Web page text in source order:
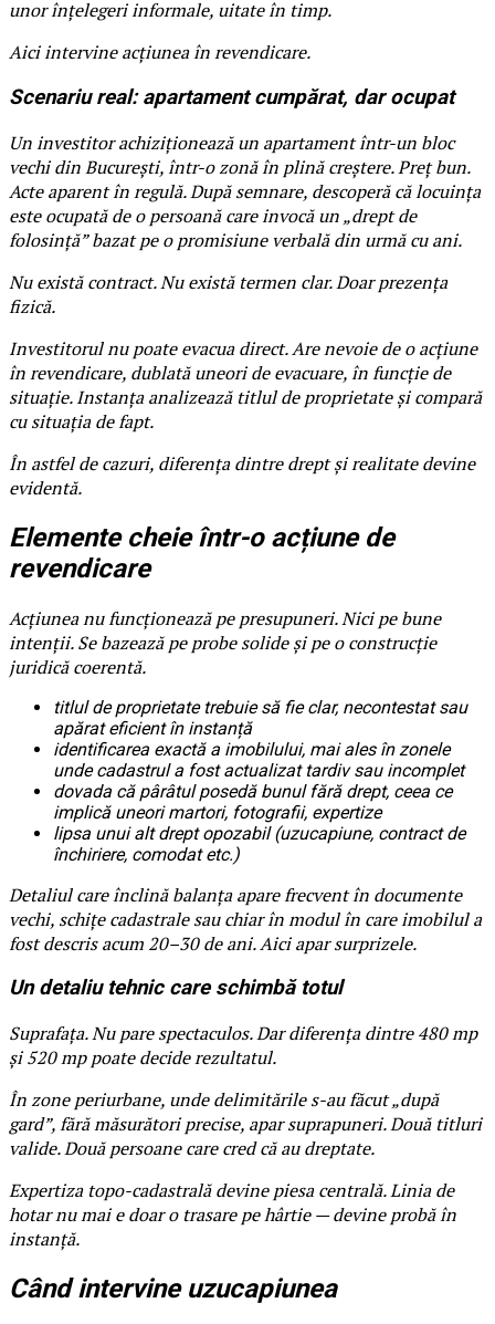
unor înțelegeri informale, uitate în timp.
Aici intervine acțiunea în revendicare.
Scenariu real: apartament cumpărat, dar ocupat
Un investitor achiziționează un apartament într-un bloc
vechi din București, într-o zonă în plină creștere. Preț bun.
Acte aparent în regulă. După semnare, descoperă că locuința
este ocupată de o persoană care invocă un „drept de
folosință” bazat pe o promisiune verbală din urmă cu ani.
Nu există contract. Nu există termen clar. Doar prezența
fizică.
Investitorul nu poate evacua direct. Are nevoie de o acțiune
în revendicare, dublată uneori de evacuare, în funcție de
situație. Instanța analizează titlul de proprietate și compară
cu situația de fapt.
În astfel de cazuri, diferența dintre drept și realitate devine
evidentă.
Elemente cheie într-o acțiune de
revendicare
Acțiunea nu funcționează pe presupuneri. Nici pe bune
intenții. Se bazează pe probe solide și pe o construcție
juridică coerentă.
titlul de proprietate trebuie să fie clar, necontestat sau
apărat eficient în instanță
identificarea exactă a imobilului, mai ales în zonele
unde cadastrul a fost actualizat tardiv sau incomplet
dovada că pârâtul posedă bunul fără drept, ceea ce
implică uneori martori, fotografii, expertize
lipsa unui alt drept opozabil (uzucapiune, contract de
închiriere, comodat etc.)
Detaliul care înclină balanța apare frecvent în documente
vechi, schițe cadastrale sau chiar în modul în care imobilul a
fost descris acum 20–30 de ani. Aici apar surprizele.
Un detaliu tehnic care schimbă totul
Suprafața. Nu pare spectaculos. Dar diferența dintre 480 mp
și 520 mp poate decide rezultatul.
În zone periurbane, unde delimitările s-au făcut „după
gard”, fără măsurători precise, apar suprapuneri. Două titluri
valide. Două persoane care cred că au dreptate.
Expertiza topo-cadastrală devine piesa centrală. Linia de
hotar nu mai e doar o trasare pe hârtie — devine probă în
instanță.
Când intervine uzucapiunea